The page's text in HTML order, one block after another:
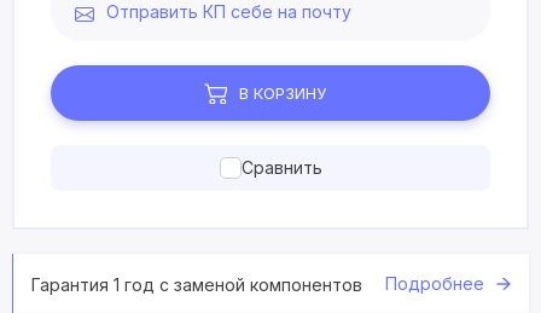
Отправить КП себе на почту
В КОРЗИНУ
Сравнить
Гарантия 1 год с заменой компонентов Подробнее